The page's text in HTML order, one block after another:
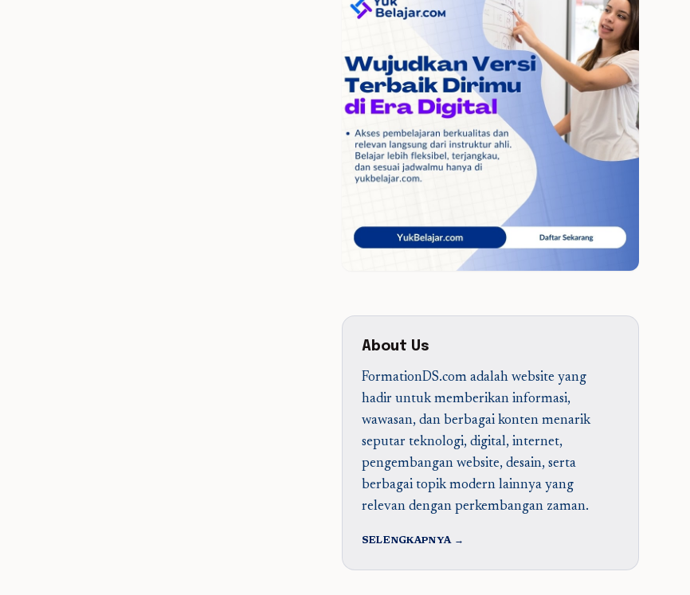
About Us
FormationDS.com adalah website yang
hadir untuk memberikan informasi,
wawasan, dan berbagai konten menarik
seputar teknologi, digital, internet,
pengembangan website, desain, serta
berbagai topik modern lainnya yang
relevan dengan perkembangan zaman.
SELENGKAPNYA →